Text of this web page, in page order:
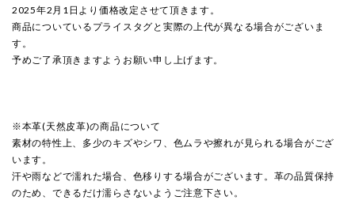
2025年2月1日より価格改定させて頂きます。
商品についているプライスタグと実際の上代が異なる場合がございま
す。
予めご了承頂きますようお願い申し上げます。
※本革(天然皮革)の商品について
素材の特性上、多少のキズやシワ、色ムラや擦れが見られる場合がござ
います。
汗や雨などで濡れた場合、色移りする場合がございます。革の品質保持
のため、できるだけ濡らさないようご注意下さい。